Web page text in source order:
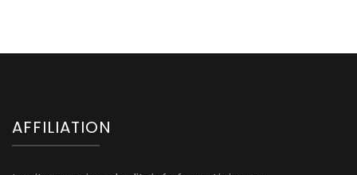
AFFILIATION